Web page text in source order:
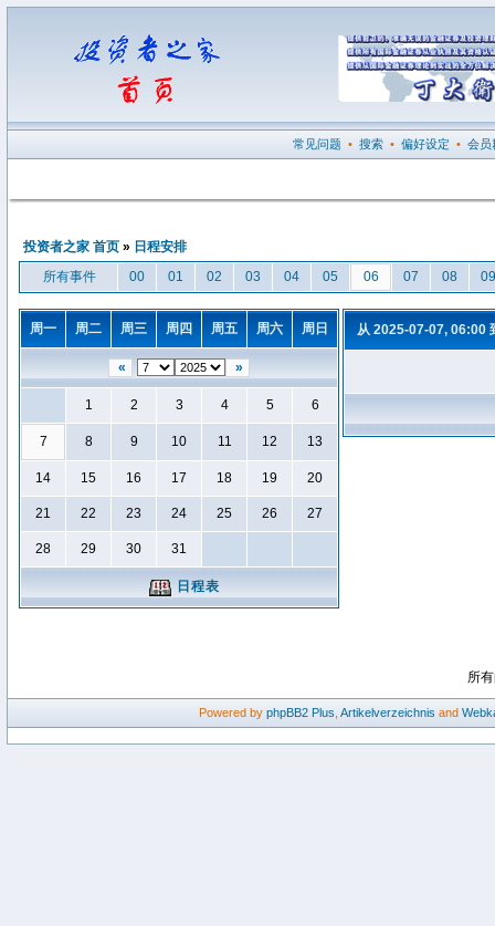
常见问题 • 搜索 • 偏好设定 • 会员
投资者之家 首页 » 日程安排
所有事件
00 01 02 03 04 05 06 07 08 09
周一 周二 周三 周四 周五 周六 周日
« »
1 2 3 4 5 6
7 8 9 10 11 12 13
14 15 16 17 18 19 20
21 22 23 24 25 26 27
28 29 30 31
日程表
从 2025-07-07, 06:00
所
Powered by phpBB2 Plus Artikelverzeichnis and